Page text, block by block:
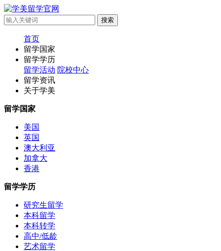
首页
留学国家
留学学历
留学活动 院校中心
留学资讯
关于学美
留学国家
美国
英国
澳大利亚
加拿大
香港
留学学历
研究生留学
本科留学
本科转学
高中/低龄
艺术留学